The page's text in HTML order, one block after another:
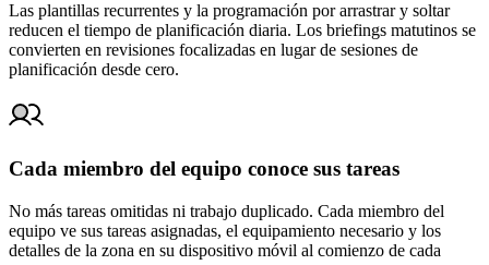
Las plantillas recurrentes y la programación por arrastrar y soltar
reducen el tiempo de planificación diaria. Los briefings matutinos se
convierten en revisiones focalizadas en lugar de sesiones de
planificación desde cero.
Cada miembro del equipo conoce sus tareas
No más tareas omitidas ni trabajo duplicado. Cada miembro del
equipo ve sus tareas asignadas, el equipamiento necesario y los
detalles de la zona en su dispositivo móvil al comienzo de cada